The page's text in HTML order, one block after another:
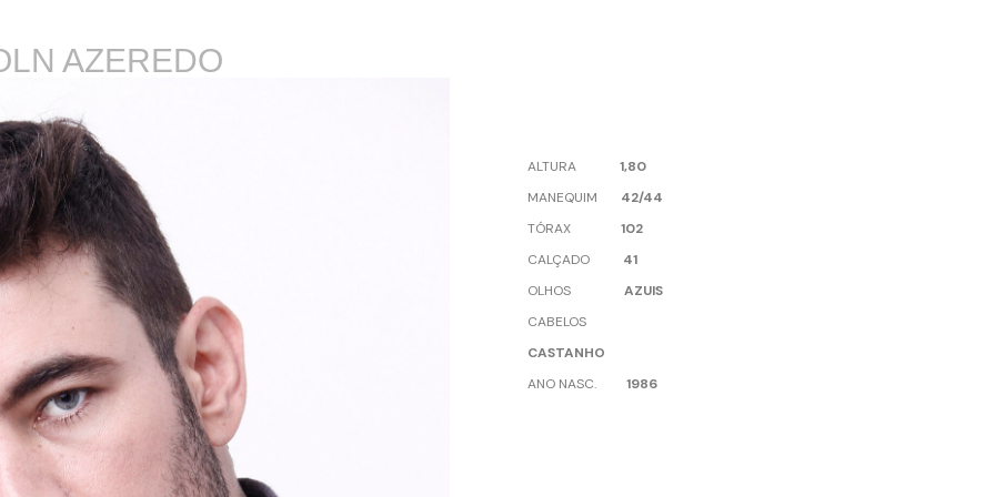
AZEREDO
ALTURA 1,80
MANEQUIM 42/44
TÓRAX 102
CALÇADO 41
OLHOS
AZUIS
CABELOS
CASTANHO
ANO NASC. 1986